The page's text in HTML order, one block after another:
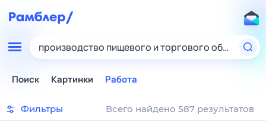
производство пищевого и торгового
Поиск Картинки Работа
Фильтры Всего найдено 587 результатов